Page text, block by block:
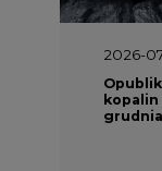
2026-
kopalin